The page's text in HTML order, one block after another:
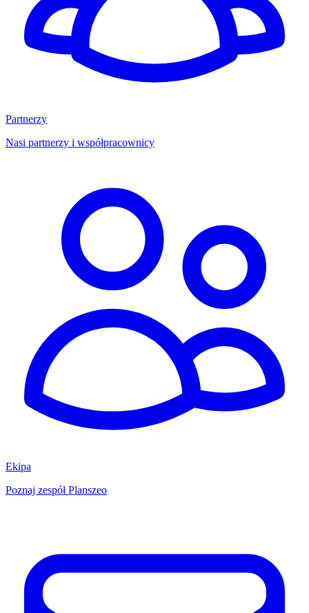
Partnerzy
Nasi partnerzy i współpracownicy
Ekipa
Poznaj zespół Planszeo